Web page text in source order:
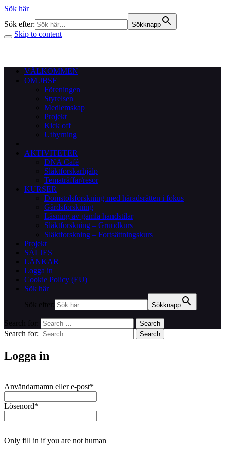
Sök här
Sök efter:
Sökknapp
Skip to content
VÄLKOMMEN
OM JBSF
Föreningen
Styrelsen
Medlemskap
Projekt
Kick off
Uthyrning
AKTIVITETER
DNA Café
Släktforskarhjälp
Tematräffar/resor
KURSER
Domstolsforskning med häradsrätten i fokus
Gårdsforskning
Läsning av gamla handstilar
Släktforskning – Grundkurs
Släktforskning – Fortsättningskurs
Projekt
SÄLJES
LÄNKAR
Logga in
Cookie Policy (EU)
Sök här
Sök efter:
Sökknapp
Search for: Search
Search for: Search
Logga in
Användarnamn eller e-post*
Lösenord*
Only fill in if you are not human